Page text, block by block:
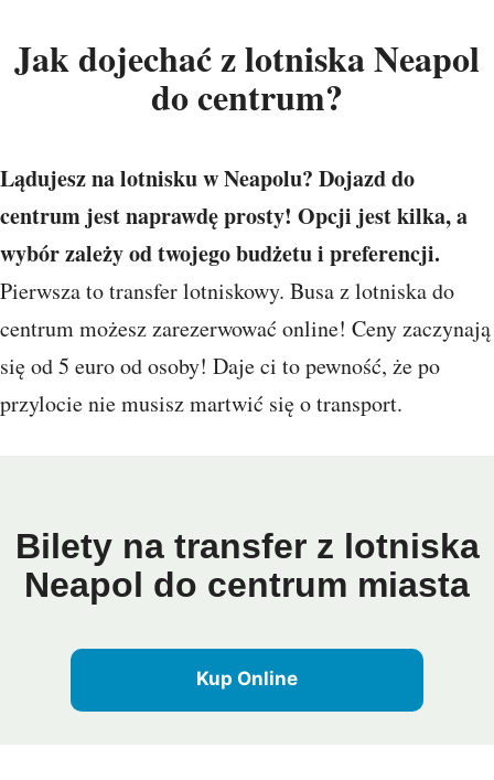
Jak dojechać z lotniska Neapol
do centrum?
Lądujesz na lotnisku w Neapolu? Dojazd do
centrum jest naprawdę prosty! Opcji jest kilka, a
wybór zależy od twojego budżetu i preferencji.
Pierwsza to transfer lotniskowy. Busa z lotniska do
centrum możesz zarezerwować online! Ceny zaczynają
się od 5 euro od osoby! Daje ci to pewność, że po
przylocie nie musisz martwić się o transport.
Bilety na transfer z lotniska
Neapol do centrum miasta
Kup Online